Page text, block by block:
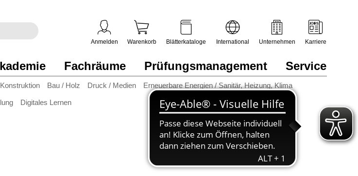
Bau / Holz Druck / Medien Erneuerbare Energien / Sanitär, Heizung, Klima
Digitales Lernen
Fachräume Prüfungsmanagement Service
Anmelden Warenkorb Blätterkataloge International Unternehmen Karriere